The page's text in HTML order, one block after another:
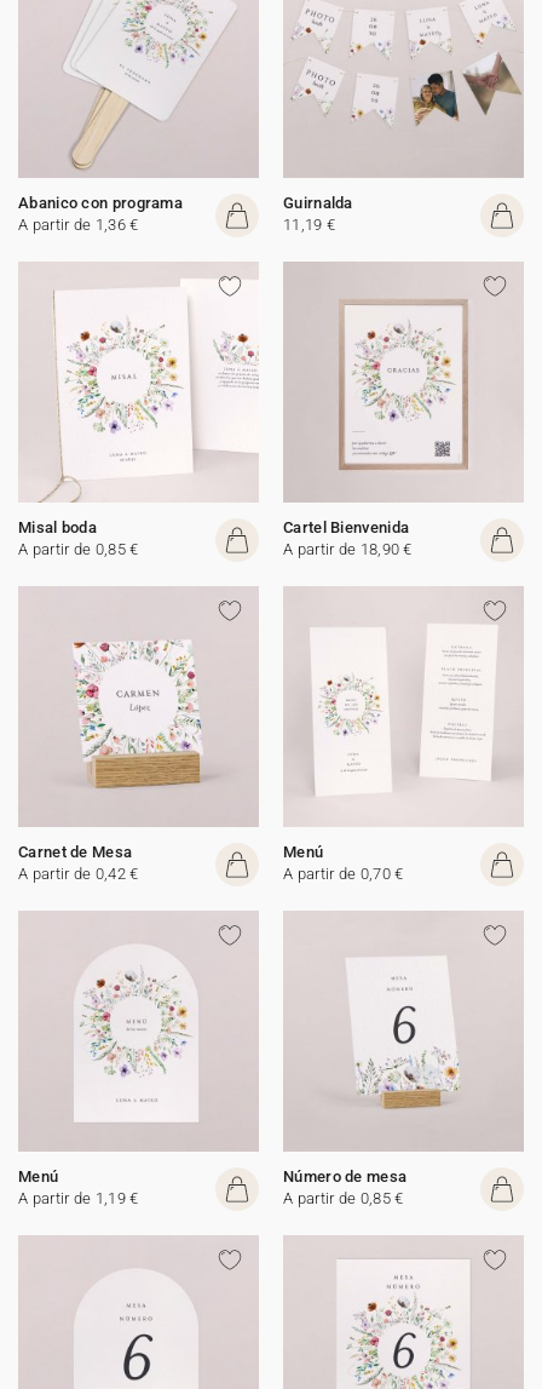
Abanico con programa
A partir de 1,36 €
Guirnalda
11,19 €
Misal boda
A partir de 0,85 €
Cartel Bienvenida
A partir de 18,90 €
Carnet de Mesa
A partir de 0,42 €
Menú
A partir de 0,70 €
Menú
A partir de 1,19 €
Número de mesa
A partir de 0,85 €